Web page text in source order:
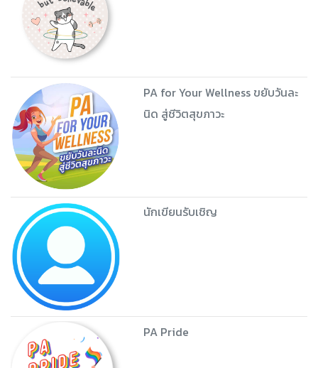
PA for Your Wellness ขยับวันละ
นิด สู่ชีวิตสุขภาวะ
นักเขียนรับเชิญ
PA Pride